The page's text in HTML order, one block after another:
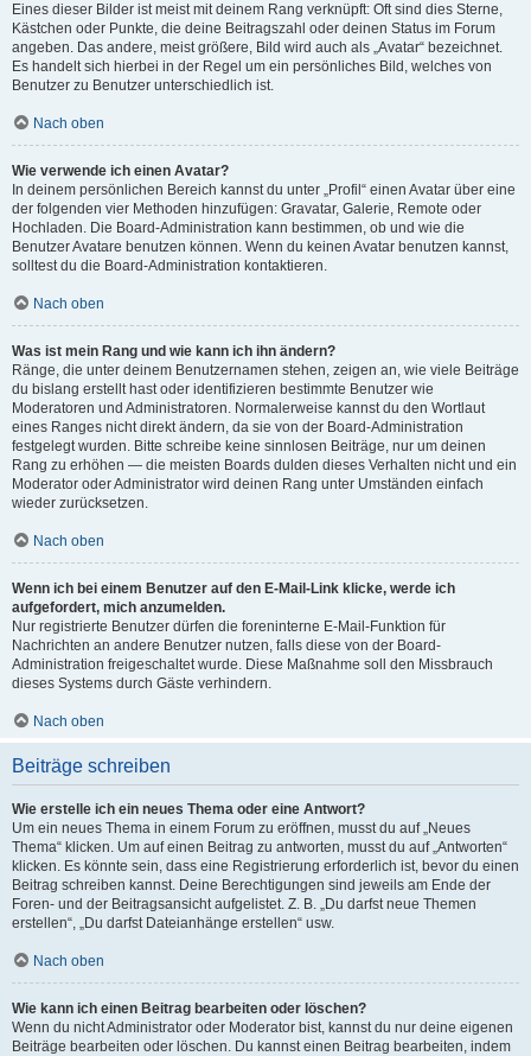
Eines dieser Bilder ist meist mit deinem Rang verknüpft: Oft sind dies Sterne,
Kästchen oder Punkte, die deine Beitragszahl oder deinen Status im Forum
angeben. Das andere, meist größere, Bild wird auch als „Avatar“ bezeichnet.
Es handelt sich hierbei in der Regel um ein persönliches Bild, welches von
Benutzer zu Benutzer unterschiedlich ist.
Nach oben
Wie verwende ich einen Avatar?
In deinem persönlichen Bereich kannst du unter „Profil“ einen Avatar über eine
der folgenden vier Methoden hinzufügen: Gravatar, Galerie, Remote oder
Hochladen. Die Board-Administration kann bestimmen, ob und wie die
Benutzer Avatare benutzen können. Wenn du keinen Avatar benutzen kannst,
solltest du die Board-Administration kontaktieren.
Nach oben
Was ist mein Rang und wie kann ich ihn ändern?
Ränge, die unter deinem Benutzernamen stehen, zeigen an, wie viele Beiträge
du bislang erstellt hast oder identifizieren bestimmte Benutzer wie
Moderatoren und Administratoren. Normalerweise kannst du den Wortlaut
eines Ranges nicht direkt ändern, da sie von der Board-Administration
festgelegt wurden. Bitte schreibe keine sinnlosen Beiträge, nur um deinen
Rang zu erhöhen — die meisten Boards dulden dieses Verhalten nicht und ein
Moderator oder Administrator wird deinen Rang unter Umständen einfach
wieder zurücksetzen.
Nach oben
Wenn ich bei einem Benutzer auf den E-Mail-Link klicke, werde ich
aufgefordert, mich anzumelden.
Nur registrierte Benutzer dürfen die foreninterne E-Mail-Funktion für
Nachrichten an andere Benutzer nutzen, falls diese von der Board-
Administration freigeschaltet wurde. Diese Maßnahme soll den Missbrauch
dieses Systems durch Gäste verhindern.
Nach oben
Beiträge schreiben
Wie erstelle ich ein neues Thema oder eine Antwort?
Um ein neues Thema in einem Forum zu eröffnen, musst du auf „Neues
Thema“ klicken. Um auf einen Beitrag zu antworten, musst du auf „Antworten“
klicken. Es könnte sein, dass eine Registrierung erforderlich ist, bevor du einen
Beitrag schreiben kannst. Deine Berechtigungen sind jeweils am Ende der
Foren- und der Beitragsansicht aufgelistet. Z. B. „Du darfst neue Themen
erstellen“, „Du darfst Dateianhänge erstellen“ usw.
Nach oben
Wie kann ich einen Beitrag bearbeiten oder löschen?
Wenn du nicht Administrator oder Moderator bist, kannst du nur deine eigenen
Beiträge bearbeiten oder löschen. Du kannst einen Beitrag bearbeiten, indem